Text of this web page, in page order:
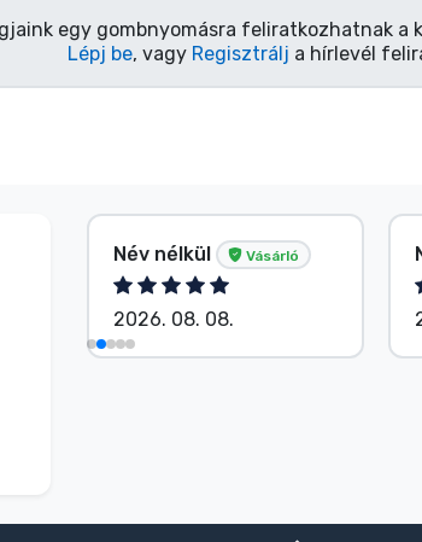
egy gombnyomásra feliratkozhatnak a
Lépj be, vagy Regisztrálj a hírlevél
Név nélkül Vásárló
2026. 08. 08.